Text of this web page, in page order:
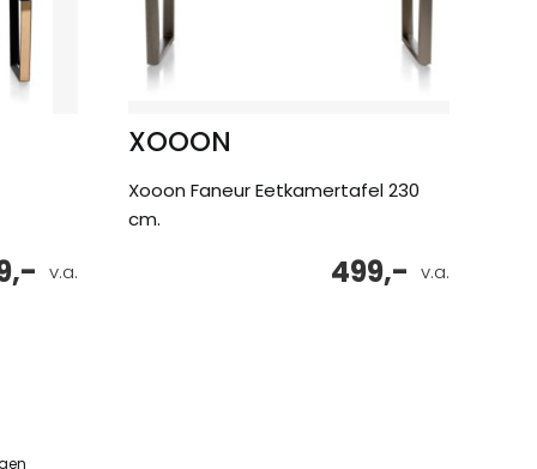
v.a.
XOOON
Xooon Faneur Eetkamertafel 230
cm.
v.a.
499,-